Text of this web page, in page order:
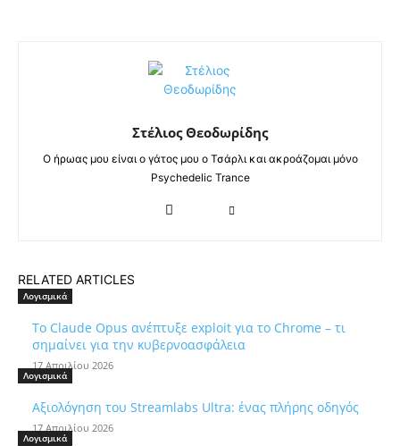
Στέλιος Θεοδωρίδης
Ο ήρωας μου είναι ο γάτος μου ο Τσάρλι και ακροάζομαι μόνο
Psychedelic Trance
RELATED ARTICLES
Λογισμικά
Το Claude Opus ανέπτυξε exploit για το Chrome – τι
σημαίνει για την κυβερνοασφάλεια
17 Απριλίου 2026
Λογισμικά
Αξιολόγηση του Streamlabs Ultra: ένας πλήρης οδηγός
17 Απριλίου 2026
Λογισμικά